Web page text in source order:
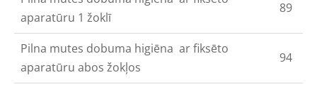
aparatūru 1 žoklī
89
Pilna mutes dobuma higiēna ar fiksēto
aparatūru abos žokļos
94